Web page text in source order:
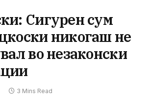
Сигурен сум
никогаш не
во незаконски
3 Mins Read